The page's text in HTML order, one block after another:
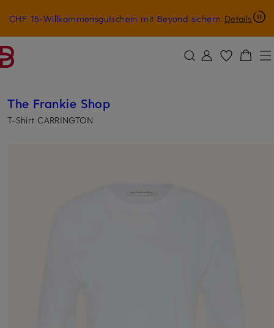
ZUM HAUPTINHALT ÜBERSPRINGEN ZUM SUCHFELD ÜBERSPRINGEN
CHF 15-Willkommensgutschein mit Beyond sichern Details
The Frankie Shop
T-Shirt CARRINGTON